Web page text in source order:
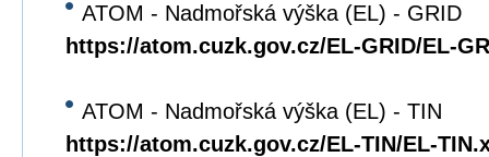
ATOM - Nadmořská výška (EL) - GRID
https://atom.cuzk.gov.cz/EL-GRID/EL-
ATOM - Nadmořská výška (EL) - TIN
https://atom.cuzk.gov.cz/EL-TIN/EL-